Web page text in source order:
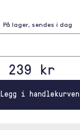
På lager, sendes i dag
239 kr
Legg i handlekurven